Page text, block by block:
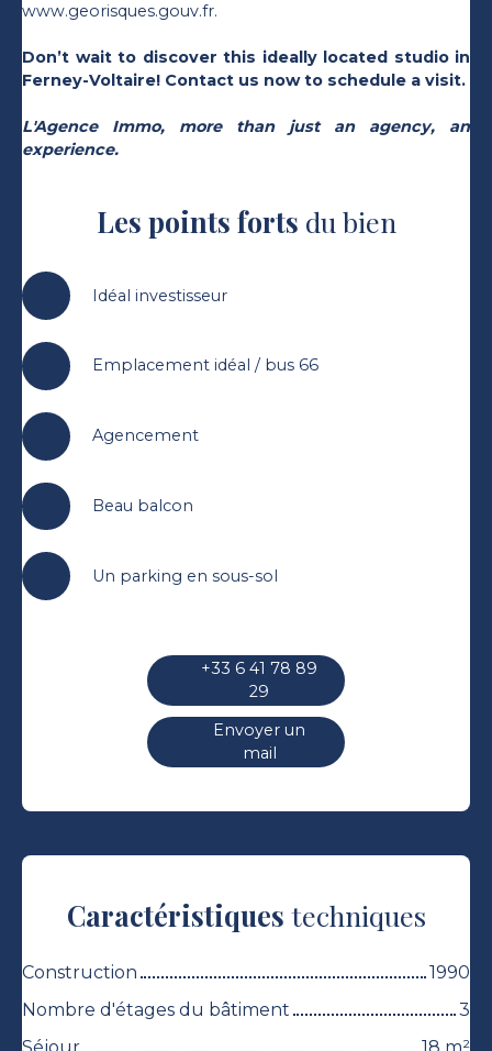
www.georisques.gouv.fr.
Don’t wait to discover this ideally located studio in
Ferney-Voltaire! Contact us now to schedule a visit.
L'Agence Immo, more than just an agency, an
experience.
Les points forts du bien
Idéal investisseur
Emplacement idéal / bus 66
Agencement
Beau balcon
Un parking en sous-sol
+33 6 41 78 89
29
Envoyer un
mail
Caractéristiques techniques
Construction
1990
Nombre d'étages du bâtiment
3